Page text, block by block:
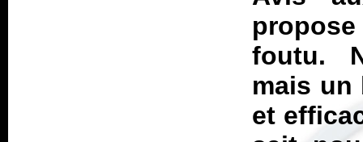
foutu.
mais un
et